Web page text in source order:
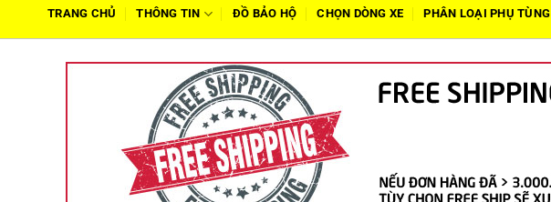
TRANG CHỦ THÔNG TIN ĐỒ BẢO HỘ CHỌN DÒNG XE PHÂN LOẠI PHỤ TÙNG